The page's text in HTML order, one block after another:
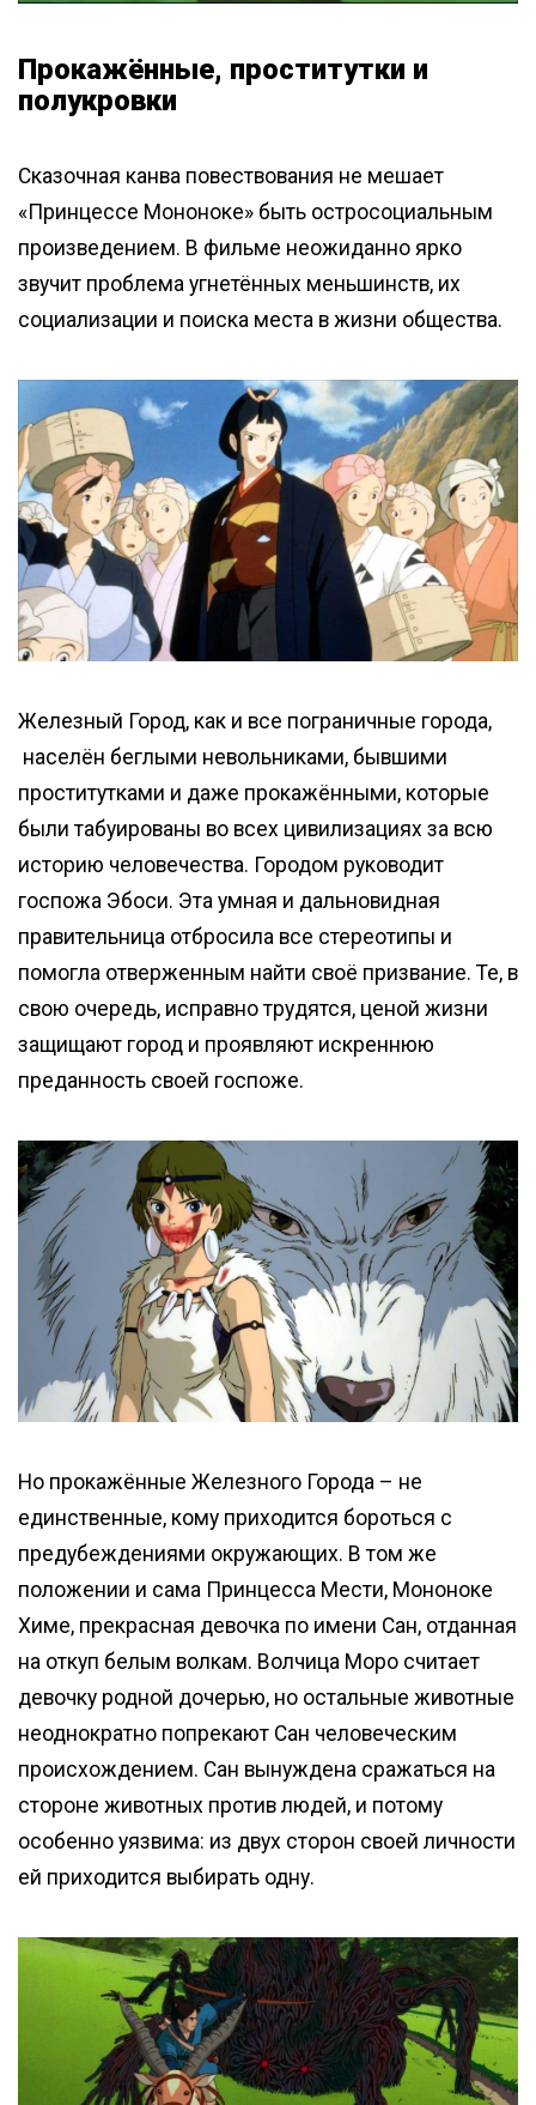
Прокажённые, проститутки и
полукровки
Сказочная канва повествования не мешает
«Принцессе Мононоке» быть остросоциальным
произведением. В фильме неожиданно ярко
звучит проблема угнетённых меньшинств, их
социализации и поиска места в жизни общества.
Железный Город, как и все пограничные города,
населён беглыми невольниками, бывшими
проститутками и даже прокажёнными, которые
были табуированы во всех цивилизациях за всю
историю человечества. Городом руководит
госпожа Эбоси. Эта умная и дальновидная
правительница отбросила все стереотипы и
помогла отверженным найти своё призвание. Те, в
свою очередь, исправно трудятся, ценой жизни
защищают город и проявляют искреннюю
преданность своей госпоже.
Но прокажённые Железного Города – не
единственные, кому приходится бороться с
предубеждениями окружающих. В том же
положении и сама Принцесса Мести, Мононоке
Химе, прекрасная девочка по имени Сан, отданная
на откуп белым волкам. Волчица Моро считает
девочку родной дочерью, но остальные животные
неоднократно попрекают Сан человеческим
происхождением. Сан вынуждена сражаться на
стороне животных против людей, и потому
особенно уязвима: из двух сторон своей личности
ей приходится выбирать одну.